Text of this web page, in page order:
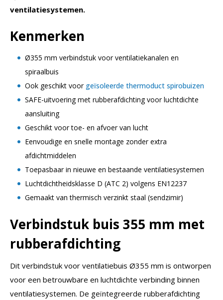
ventilatiesystemen.
Kenmerken
Ø355 mm verbindstuk voor ventilatiekanalen en
spiraalbuis
Ook geschikt voor geïsoleerde thermoduct spirobuizen
SAFE-uitvoering met rubberafdichting voor luchtdichte
aansluiting
Geschikt voor toe- en afvoer van lucht
Eenvoudige en snelle montage zonder extra
afdichtmiddelen
Toepasbaar in nieuwe en bestaande ventilatiesystemen
Luchtdichtheidsklasse D (ATC 2) volgens EN12237
Gemaakt van thermisch verzinkt staal (sendzimir)
Verbindstuk buis 355 mm met
rubberafdichting
Dit verbindstuk voor ventilatiebuis Ø355 mm is ontworpen
voor een betrouwbare en luchtdichte verbinding binnen
ventilatiesystemen. De geïntegreerde rubberafdichting